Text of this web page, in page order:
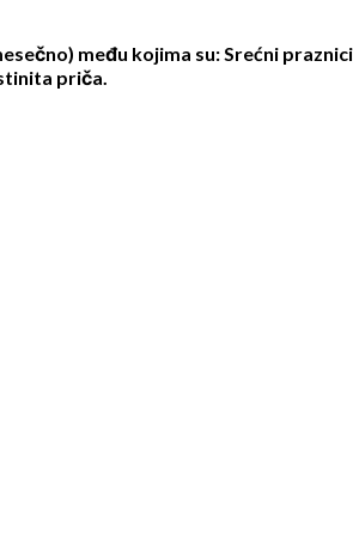
među kojima su: Srećni
priča.